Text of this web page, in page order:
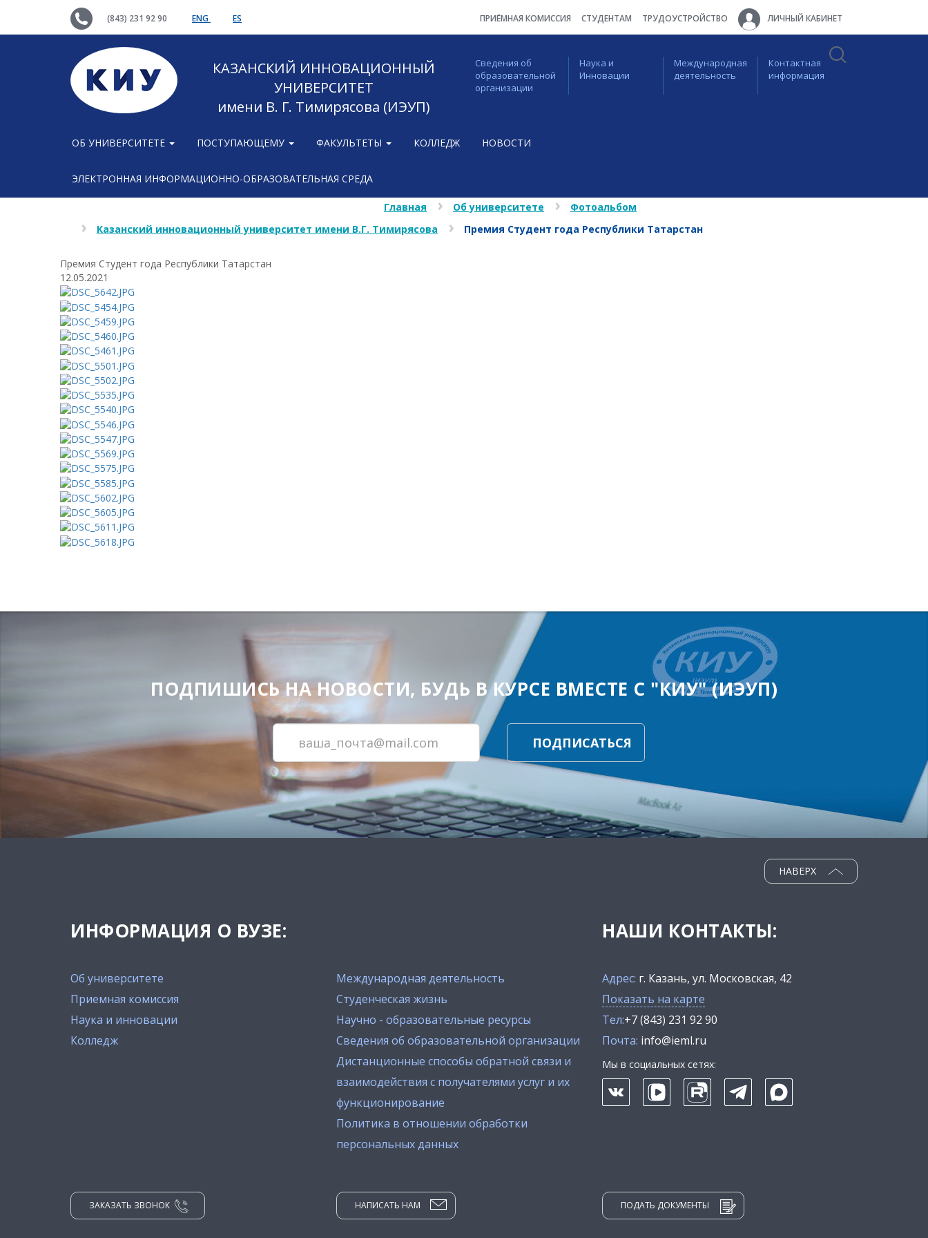
(843) 231 92 90 ENG ES ПРИЁМНАЯ КОМИССИЯ СТУДЕНТАМ ТРУДОУСТРОЙСТВО ЛИЧНЫЙ КАБИНЕТ
КАЗАНСКИЙ ИННОВАЦИОННЫЙ
УНИВЕРСИТЕТ
имени В. Г. Тимирясова (ИЭУП)
Сведения об
образовательной
организации
Наука и
Инновации
Международная
деятельность
Контактная
информация
ОБ УНИВЕРСИТЕТЕ ПОСТУПАЮЩЕМУ ФАКУЛЬТЕТЫ КОЛЛЕДЖ НОВОСТИ
ЭЛЕКТРОННАЯ ИНФОРМАЦИОННО-ОБРАЗОВАТЕЛЬНАЯ СРЕДА
Главная Об университете
Фотоальбом
Казанский инновационный университет имени В.Г. Тимирясова
Премия Студент года Республики Татарстан
Премия Студент года Республики Татарстан
12.05.2021
ПОДПИШИСЬ НА НОВОСТИ, БУДЬ В КУРСЕ ВМЕСТЕ С "КИУ" (ИЭУП)
ПОДПИСАТЬСЯ
ИНФОРМАЦИЯ О ВУЗЕ:
Об университете
Приемная комиссия
Наука и инновации
Колледж
Международная деятельность
Студенческая жизнь
Научно - образовательные ресурсы
Сведения об образовательной организации
Дистанционные способы обратной связи и
взаимодействия с получателями услуг и их
функционирование
Политика в отношении обработки
персональных данных
НАВЕРХ
НАШИ КОНТАКТЫ:
Адрес: г. Казань, ул. Московская, 42
Показать на карте
Тел:+7 (843) 231 92 90
Почта: info@ieml.ru
Мы в социальных сетях:
ЗАКАЗАТЬ ЗВОНОК НАПИСАТЬ НАМ ПОДАТЬ ДОКУМЕНТЫ